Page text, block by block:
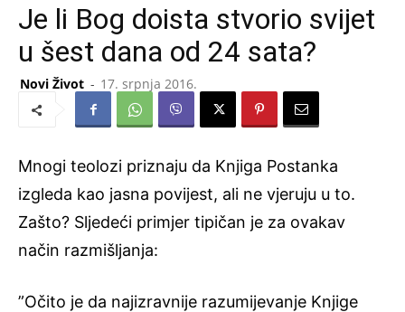
Je li Bog doista stvorio svijet
u šest dana od 24 sata?
Novi Život - 17. srpnja 2016.
Mnogi teolozi priznaju da Knjiga Postanka
izgleda kao jasna povijest, ali ne vjeruju u to.
Zašto? Sljedeći primjer tipičan je za ovakav
način razmišljanja:
”Očito je da najizravnije razumijevanje Knjige